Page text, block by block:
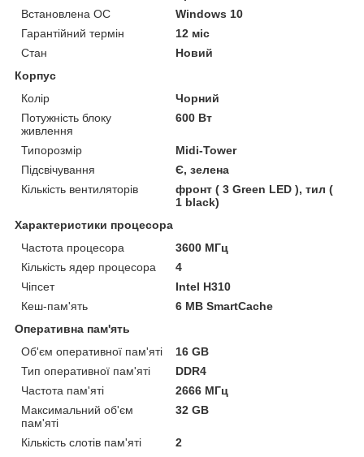
Встановлена ОС
Windows 10
Гарантійний термін
12 міс
Стан
Новий
Корпус
Колір
Чорний
Потужність блоку
живлення
600 Вт
Типорозмір
Midi-Tower
Підсвічування
Є, зелена
Кількість вентиляторів
фронт ( 3 Green LED ), тил (
1 black)
Характеристики процесора
Частота процесора
3600 МГц
Кількість ядер процесора
4
Чіпсет
Intel H310
Кеш-пам'ять
6 MB SmartCache
Оперативна пам'ять
Об'єм оперативної пам'яті
16 GB
Тип оперативної пам'яті
DDR4
Частота пам'яті
2666 МГц
Максимальний об'єм
пам'яті
32 GB
Кількість слотів пам'яті 2